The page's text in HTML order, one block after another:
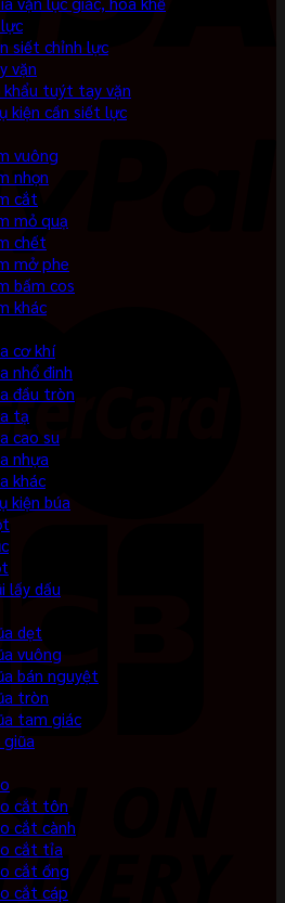
siết chỉnh lực
vặn
khẩu tuýt tay vặn
kiện cần siết lực
vuông
nhọn
cắt
mỏ quạ
chết
mở phe
bấm cos
khác
cơ khí
nhổ đinh
đầu tròn
tạ
cao su
nhựa
khác
kiện búa
lấy dấu
dẹt
vuông
bán nguyệt
tròn
tam giác
giũa
cắt tôn
cắt cành
cắt tỉa
cắt ống
cắt cáp